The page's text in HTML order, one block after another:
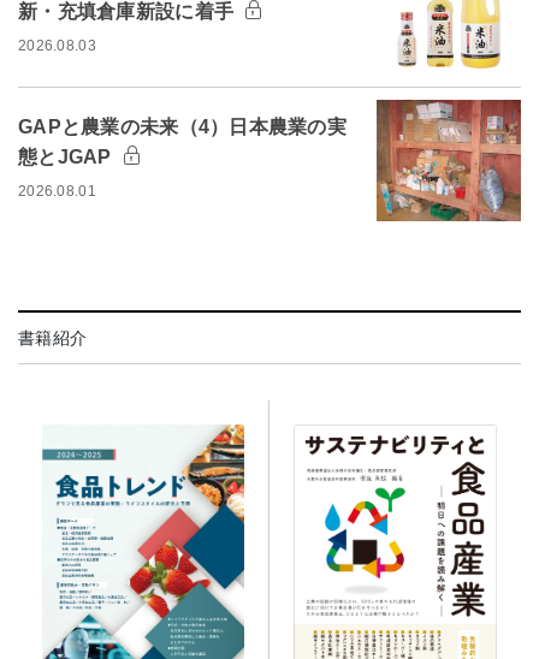
新・充填倉庫新設に着手
2026.08.03
GAPと農業の未来（4）日本農業の実
態とJGAP
2026.08.01
書籍紹介